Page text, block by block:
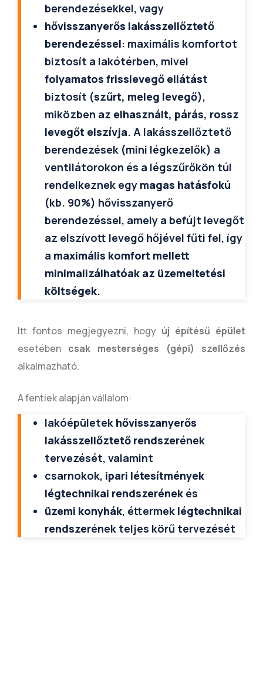
berendezésekkel, vagy
hővisszanyerős lakásszellőztető
berendezéssel: maximális komfortot
biztosít a lakótérben, mivel
folyamatos frisslevegő ellátást
biztosít (szűrt, meleg levegő),
miközben az elhasznált, párás, rossz
levegőt elszívja. A lakásszellőztető
berendezések (mini légkezelők) a
ventilátorokon és a légszűrőkön túl
rendelkeznek egy magas hatásfokú
(kb. 90%) hővisszanyerő
berendezéssel, amely a befújt levegőt
az elszívott levegő hőjével fűti fel, így
a maximális komfort mellett
minimalizálhatóak az üzemeltetési
költségek.
Itt fontos megjegyezni, hogy új építésű épület
esetében csak mesterséges (gépi) szellőzés
alkalmazható.
A fentiek alapján vállalom:
lakóépületek hővisszanyerős
lakásszellőztető rendszerének
tervezését, valamint
csarnokok, ipari létesítmények
légtechnikai rendszerének és
üzemi konyhák, éttermek légtechnikai
rendszerének teljes körű tervezését